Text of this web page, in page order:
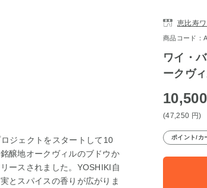
ジェクトをスタートして10
醸地オークヴィルのブドウか
ースされました。YOSHIKI自
とスパイスの香りが広がりま
恵比寿
商品コード：
ワイ・
ークヴ
(47,250 円)
ポイント/カ